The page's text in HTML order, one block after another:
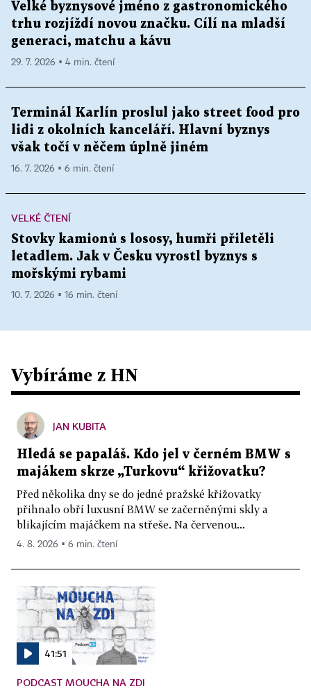
Velké byznysové jméno z gastronomického
trhu rozjíždí novou značku. Cílí na mladší
generaci, matchu a kávu
29. 7. 2026 ▪ 4 min. čtení
Terminál Karlín proslul jako street food pro
lidi z okolních kanceláří. Hlavní byznys
však točí v něčem úplně jiném
16. 7. 2026 ▪ 6 min. čtení
VELKÉ ČTENÍ
Stovky kamionů s lososy, humři přiletěli
letadlem. Jak v Česku vyrostl byznys s
mořskými rybami
10. 7. 2026 ▪ 16 min. čtení
Vybíráme z HN
JAN KUBITA
Hledá se papaláš. Kdo jel v černém BMW s
majákem skrze „Turkovu“ křižovatku?
Před několika dny se do jedné pražské křižovatky
přihnalo obří luxusní BMW se začerněnými skly a
blikajícím majáčkem na střeše. Na červenou...
4. 8. 2026 ▪ 6 min. čtení
41:51
PODCAST MOUCHA NA ZDI